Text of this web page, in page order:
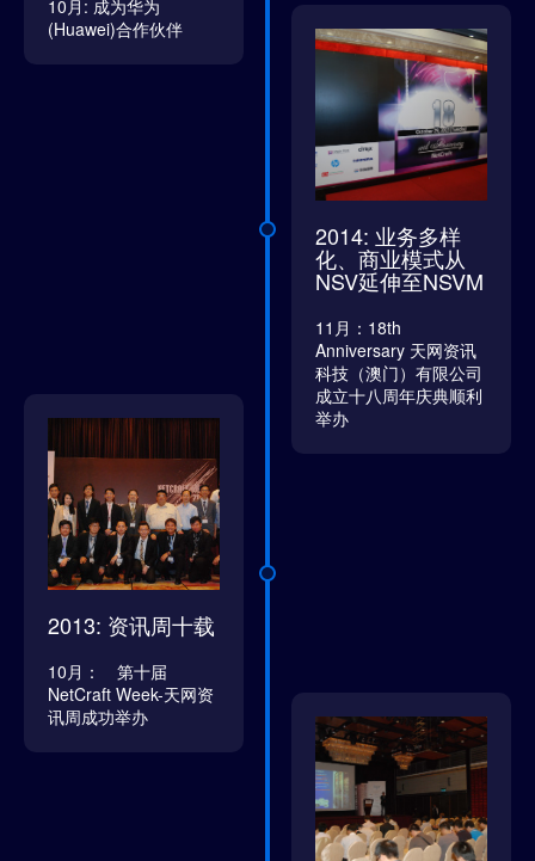
10月: 成为华为
(Huawei)合作伙伴
2014: 业务多样
化、商业模式从
NSV延伸至NSVM
11月：18th
Anniversary 天网资讯
科技（澳门）有限公司
成立十八周年庆典顺利
举办
2013: 资讯周十载
10月： 第十届
NetCraft Week-天网资
讯周成功举办